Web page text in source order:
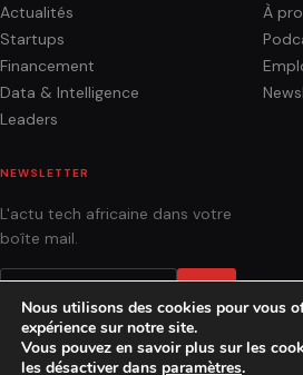
Actualités
Startups
Financement
Data & Intelligence
Leaders
À
NEWSLETTER
L'actu tech africaine dans votre
boîte mail.
Nous utilisons des cookies pour vous
expérience sur notre site.
Vous pouvez en savoir plus sur les
les désactiver dans paramètres.